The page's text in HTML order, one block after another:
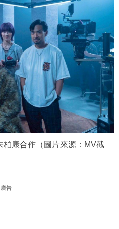
柏康合作（圖片來源：MV截
廣告